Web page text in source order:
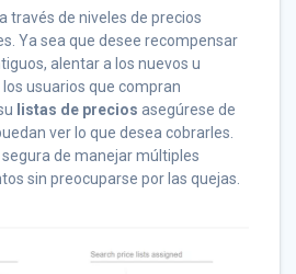
través de niveles de precios
Ya sea que desee recompensar
alentar a los nuevos u
usuarios que compran
listas de precios asegúrese de
ver lo que desea cobrarles.
de manejar múltiples
sin preocuparse por las quejas.